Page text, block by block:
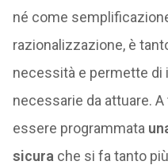
né come
razionalizzazione, è
necessità e permette di
necessarie da attuare.
essere programmata
sicura che si fa tanto